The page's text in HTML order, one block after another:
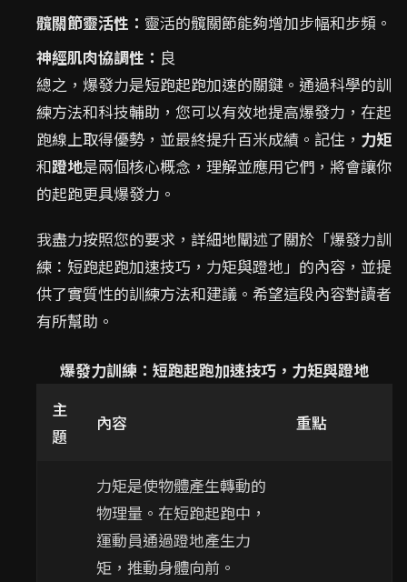
髖關節靈活性： 靈活的髖關節能夠增加步幅和步頻。
神經肌肉協調性： 良
總之，爆發力是短跑起跑加速的關鍵。通過科學的訓
練方法和科技輔助，您可以有效地提高爆發力，在起
跑線上取得優勢，並最終提升百米成績。記住， 力矩
和蹬地是兩個核心概念，理解並應用它們，將會讓你
的起跑更具爆發力。
我盡力按照您的要求，詳細地闡述了關於「爆發力訓
練：短跑起跑加速技巧，力矩與蹬地」的內容，並提
供了實質性的訓練方法和建議。希望這段內容對讀者
有所幫助。
爆發力訓練：短跑起跑加速技巧，力矩與蹬地
主
題
內容 重點
力矩是使物體產生轉動的
物理量。在短跑起跑中，
運動員通過蹬地產生力
矩，推動身體向前。